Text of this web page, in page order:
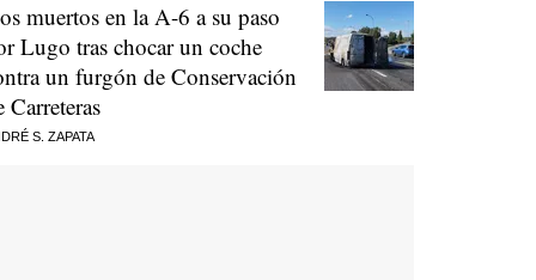
muertos en la A-6 a su paso
Lugo tras chocar un coche
un furgón de Conservación
Carreteras
S. ZAPATA